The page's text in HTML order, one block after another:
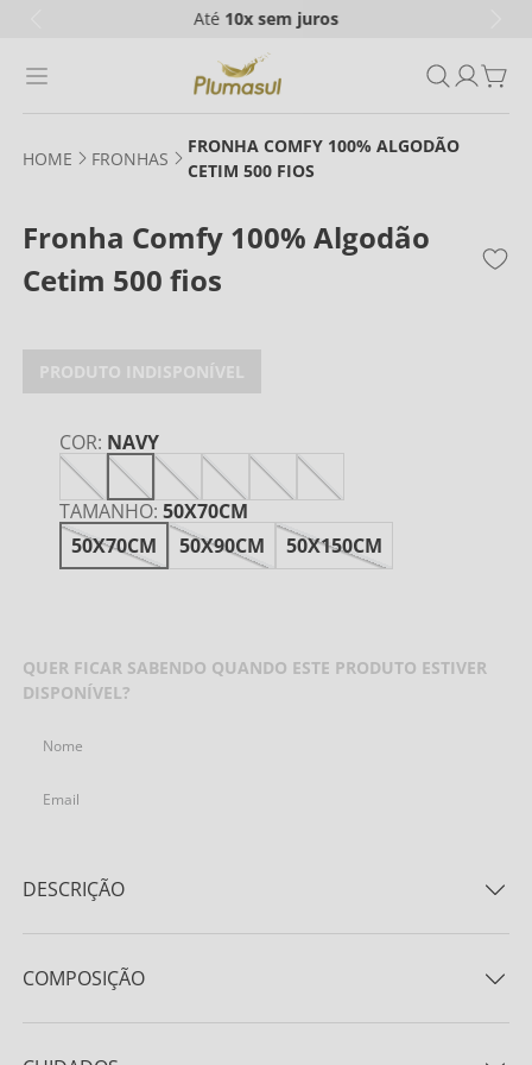
Até 10xsem juros
FRONHAS
FRONHA COMFY 100% ALGODÃO
CETIM 500 FIOS
Fronha Comfy 100% Algodão
Cetim 500 fios
PRODUTO INDISPONÍVEL
COR: NAVY
TAMANHO: 50X70CM
50X70CM
50X90CM 50X150CM
QUER FICAR SABENDO QUANDO ESTE PRODUTO ESTIVER
DISPONÍVEL?
DESCRIÇÃO
conforto podem andar juntos. São 100% algodão cetim
500 fios que possuem um toque macio e suave, foram
pensados exclusivamente para acolher o corpo
COMPOSIÇÃO